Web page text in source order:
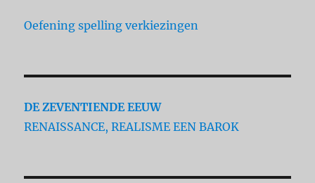
Oefening spelling verkiezingen
DE ZEVENTIENDE EEUW
RENAISSANCE, REALISME EEN BAROK